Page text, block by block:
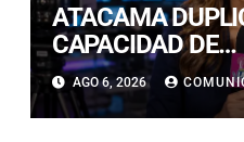
ATACAMA
CAPACIDAD DE
FORTALECE SU
TRANSICIÓN
AGO 6, 2026